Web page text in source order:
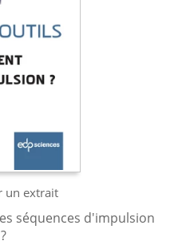
séquences d'impulsion
?